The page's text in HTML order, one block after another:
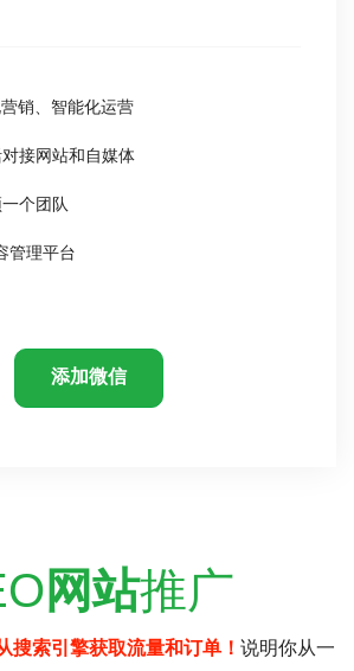
销、智能化运营
接网站和自媒体
个团队
管理平台
添加微信
网站推广
搜索引擎获取流量和订单！ 说明你从一